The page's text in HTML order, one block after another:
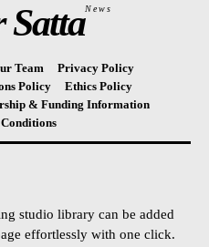
SattaNews
Team
Privacy Policy
Policy
Ethics Policy
& Funding Information
studio library can be added
effortlessly with one click.